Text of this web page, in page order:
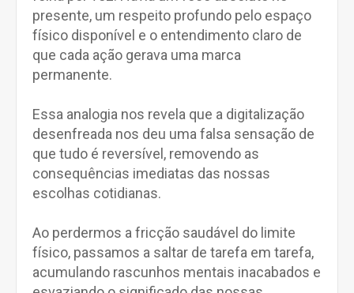
presente, um respeito profundo pelo espaço
físico disponível e o entendimento claro de
que cada ação gerava uma marca
permanente.
Essa analogia nos revela que a digitalização
desenfreada nos deu uma falsa sensação de
que tudo é reversível, removendo as
consequências imediatas das nossas
escolhas cotidianas.
Ao perdermos a fricção saudável do limite
físico, passamos a saltar de tarefa em tarefa,
acumulando rascunhos mentais inacabados e